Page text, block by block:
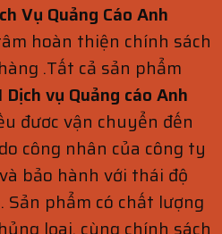
Vụ Quảng Cáo Anh
hoàn thiện chính sách
.Tất cả sản phẩm
vụ Quảng cáo Anh
đươc vận chuyển đến
công nhân của công ty
bảo hành với thái độ
Sản phẩm có chất lượng